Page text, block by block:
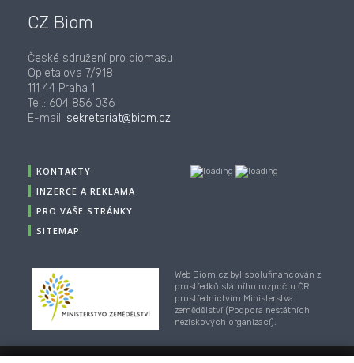
CZ Biom
České sdružení pro biomasu
Opletalova 7/918
111 44 Praha 1
Tel.: 604 856 036
E-mail: sekretariat@biom.cz
KONTAKTY
INZERCE A REKLAMA
PRO VAŠE STRÁNKY
SITEMAP
Web Biom.cz byl spolufinancován z
prostředků státního rozpočtu ČR
prostřednictvím Ministerstva
zemědělství (Podpora nestátních
neziskových organizací).